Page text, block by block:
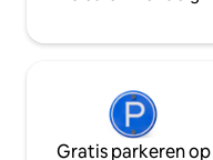
Gratis parkeren op